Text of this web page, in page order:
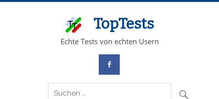
TopTests
Echte Tests von echten Usern